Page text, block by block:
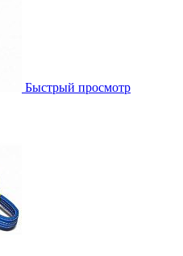
Быстрый просмотр